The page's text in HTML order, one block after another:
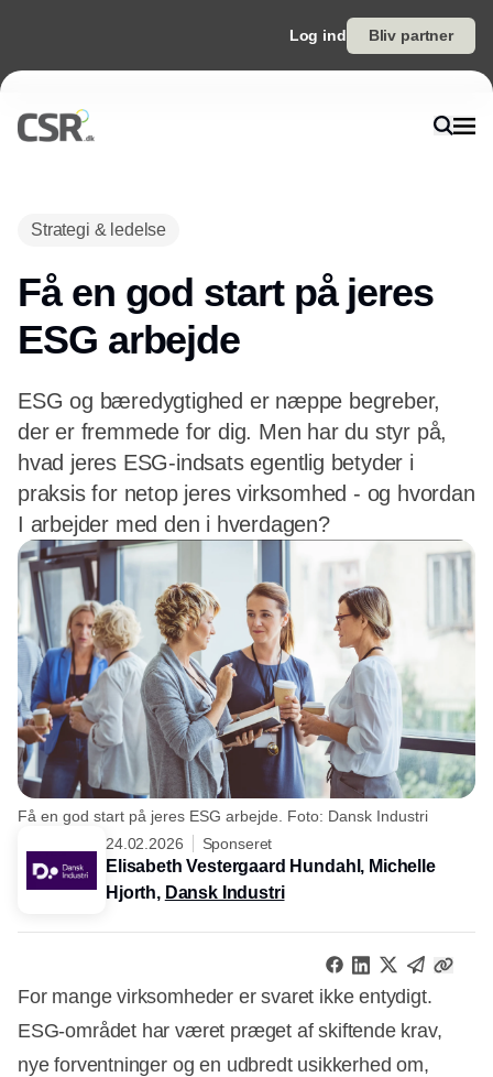
Log ind Bliv partner
Strategi & ledelse
Få en god start på jeres
ESG arbejde
ESG og bæredygtighed er næppe begreber,
der er fremmede for dig. Men har du styr på,
hvad jeres ESG-indsats egentlig betyder i
praksis for netop jeres virksomhed - og hvordan
I arbejder med den i hverdagen?
Få en god start på jeres ESG arbejde. Foto: Dansk Industri
24.02.2026
Sponseret
Elisabeth Vestergaard Hundahl, Michelle
Hjorth, Dansk Industri
For mange virksomheder er svaret ikke entydigt.
ESG-området har været præget af skiftende krav,
nye forventninger og en udbredt usikkerhed om,